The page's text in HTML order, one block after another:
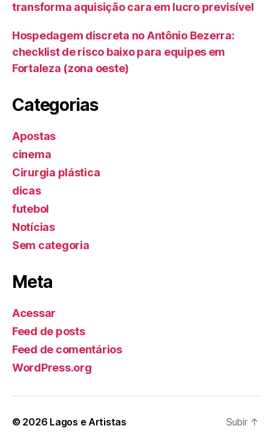
transforma aquisição cara em lucro previsível
Hospedagem discreta no Antônio Bezerra:
checklist de risco baixo para equipes em
Fortaleza (zona oeste)
Categorias
Apostas
cinema
Cirurgia plástica
dicas
futebol
Notícias
Sem categoria
Meta
Acessar
Feed de posts
Feed de comentários
WordPress.org
© 2026 Lagos e Artistas Subir ↑